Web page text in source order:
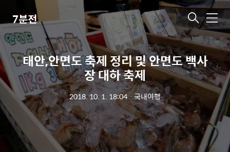
7분전 메
뉴
태안,안면도 축제 정리 및 안면도 백사
장 대하 축제
2018. 10. 1. 18:04ㆍ국내여행